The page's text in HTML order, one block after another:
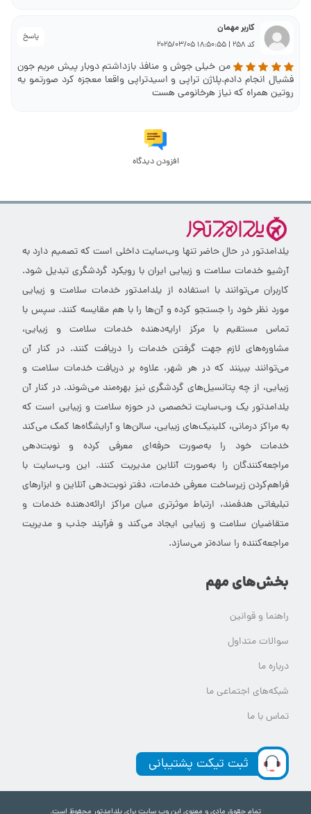
پاسخ
کاربر مهمان
کد 258 | 18:50:55 2025/03/05
من خیلی جوش و منافذ بازداشتم دوبار پیش مریم جون
فشیال انجام دادم.پلاژن تراپی و اسیدتراپی واقعا معجزه کرد صورتمو یه
روتین همراه که نیاز هرخانومی هست
افزودن دیدگاه
یلدامدتور در حال حاضر تنها وب‌سایت داخلی است که تصمیم دارد به
آرشیو خدمات سلامت و زیبایی ایران با رویکرد گردشگری تبدیل شود.
کاربران می‌توانند با استفاده از یلدامدتور خدمات سلامت و زیبایی
مورد نظر خود را جستجو کرده و آن‌ها را با هم مقایسه کنند. سپس با
تماس مستقیم با مرکز ارایه‌دهنده خدمات سلامت و زیبایی،
مشاوره‌های لازم جهت گرفتن خدمات را دریافت کنند. در کنار آن
می‌توانند ببینند که در هر شهر، علاوه بر دریافت خدمات سلامت و
زیبایی، از چه پتانسیل‌های گردشگری نیز بهره‌مند می‌شوند. در کنار آن
یلدامدتور یک وب‌سایت تخصصی در حوزه سلامت و زیبایی است که
به مراکز درمانی، کلینیک‌های زیبایی، سالن‌ها و آرایشگاه‌ها کمک می‌کند
خدمات خود را به‌صورت حرفه‌ای معرفی کرده و نوبت‌دهی
مراجعه‌کنندگان را به‌صورت آنلاین مدیریت کنند. این وب‌سایت با
فراهم‌کردن زیرساخت معرفی خدمات، دفتر نوبت‌دهی آنلاین و ابزارهای
تبلیغاتی هدفمند، ارتباط موثرتری میان مراکز ارائه‌دهنده خدمات و
متقاضیان سلامت و زیبایی ایجاد می‌کند و فرآیند جذب و مدیریت
مراجعه‌کننده را ساده‌تر می‌سازد.
بخش‌های مهم
راهنما و قوانین
سوالات متداول
درباره ما
شبکه‌های اجتماعی ما
تماس با ما
ثبت تیکت پشتیبانی
تمام حقوق مادی و معنوی این وب سایت برای یلدامدتور محفوظ است.